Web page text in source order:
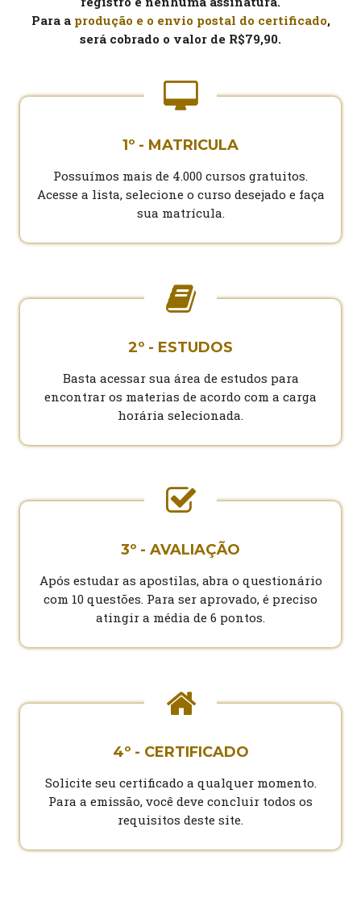
Para a produção e o envio postal do certificado,
será cobrado o valor de R$79,90.
1º - MATRICULA
Possuímos mais de 4.000 cursos gratuitos.
Acesse a lista, selecione o curso desejado e faça
sua matrícula.
2º - ESTUDOS
Basta acessar sua área de estudos para
encontrar os materias de acordo com a carga
horária selecionada.
3º - AVALIAÇÃO
Após estudar as apostilas, abra o questionário
com 10 questões. Para ser aprovado, é preciso
atingir a média de 6 pontos.
4º - CERTIFICADO
Solicite seu certificado a qualquer momento.
Para a emissão, você deve concluir todos os
requisitos deste site.